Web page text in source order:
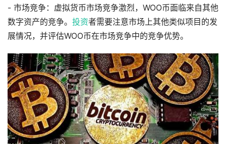
- 市场竞争：虚拟货币市场竞争激烈，WOO币面临来自其他
数字资产的竞争。 投资者需要注意市场上其他类似项目的发
展情况，并评估WOO币在市场竞争中的竞争优势。